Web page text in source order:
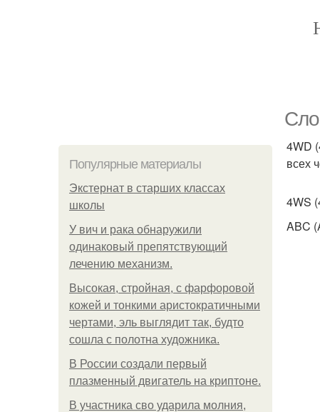
Популярные материалы
Экстернат в старших классах
школы
У вич и рака обнаружили
одинаковый препятствующий
лечению механизм.
Высокая, стройная, с фарфоровой
кожей и тонкими аристократичными
чертами, эль выглядит так, будто
сошла с полотна художника.
В России создали первый
плазменный двигатель на криптоне.
В участника сво ударила молния,
4WD
всех
4WS
ABC